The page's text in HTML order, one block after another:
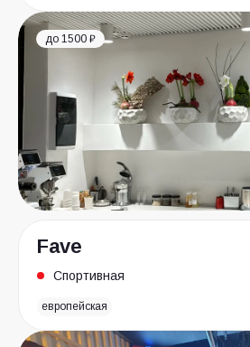
до 1500 ₽
Fave
Спортивная
европейская